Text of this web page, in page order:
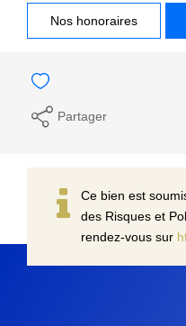
Nos honoraires
Partager
Ce bien est
des Risques et
rendez-vous sur